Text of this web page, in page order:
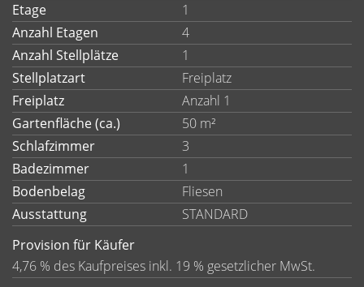
Etage
1
Anzahl Etagen
4
Anzahl Stellplätze
1
Stellplatzart
Freiplatz
Freiplatz
Anzahl 1
Gartenfläche (ca.)
50 m²
Schlafzimmer
3
Badezimmer
1
Bodenbelag
Fliesen
Ausstattung
STANDARD
Provision für Käufer
4,76 % des Kaufpreises inkl. 19 % gesetzlicher MwSt.